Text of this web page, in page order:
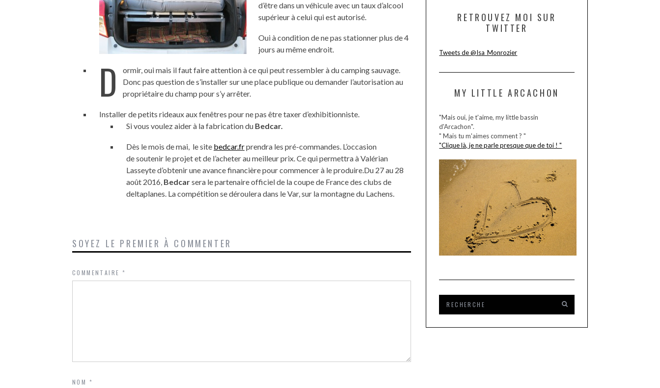
d’être dans un véhicule avec un taux d’alcool
supérieur à celui qui est autorisé.
Oui à condition de ne pas stationner plus de 4
jours au même endroit.
D
ormir, oui mais il faut faire attention à ce qui peut ressembler à du camping sauvage.
Donc pas question de s’installer sur une place publique ou demander l’autorisation au
propriétaire du champ pour s’y arrêter.
Installer de petits rideaux aux fenêtres pour ne pas être taxer d’exhibitionniste.
Si vous voulez aider à la fabrication du Bedcar.
Dès le mois de mai, le site bedcar.frprendra les pré-commandes. L’occasion
de soutenir le projet et de l’acheter au meilleur prix. Ce qui permettra à Valérian
Lasseyte d’obtenir une avance financière pour commencer à le produire.Du 27 au 28
août 2016, Bedcarsera le partenaire officiel de la coupe de France des clubs de
deltaplanes. La compétition se déroulera dans le Var, sur la montagne du Lachens.
SOYEZ LE PREMIER À COMMENTER
COMMENTAIRE *
NOM *
RETROUVEZ MOI SUR
TWITTER
Tweets de @Isa_Monrozier
MY LITTLE ARCACHON
"Mais oui, je t'aime, my little bassin
d'Arcachon".
" Mais tu m'aimes comment ? "
"Clique là, je ne parle presque que de toi ! "